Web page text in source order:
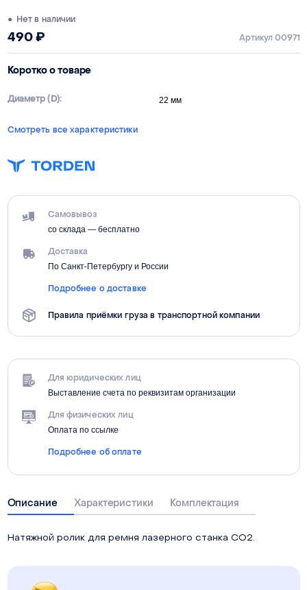
● Нет в наличии
490₽ Артикул 00971
Коротко о товаре
Диаметр (D): 22 мм
Смотреть все характеристики
Самовывоз
со склада — бесплатно
Доставка
По Санкт-Петербургу и России
Подробнее о доставке
Правила приёмки груза в транспортной компании
Для юридических лиц
Выставление счета по реквизитам организации
Для физических лиц
Оплата по ссылке
Подробнее об оплате
Описание Характеристики Комплектация
Натяжной ролик для ремня лазерного станка СО2.